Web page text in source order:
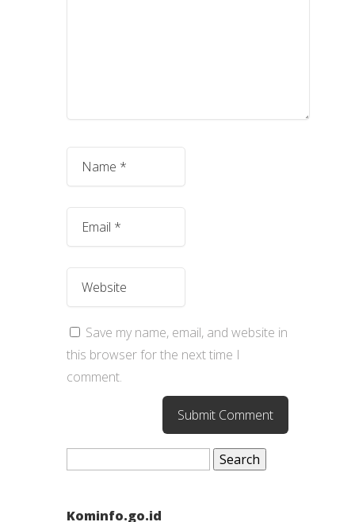
Save my name, email, and website in
this browser for the next time I
comment.
Search
Kominfo.go.id